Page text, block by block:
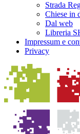
Strada
Chiese in
Dal web
Libreria
Impressum e
Privacy